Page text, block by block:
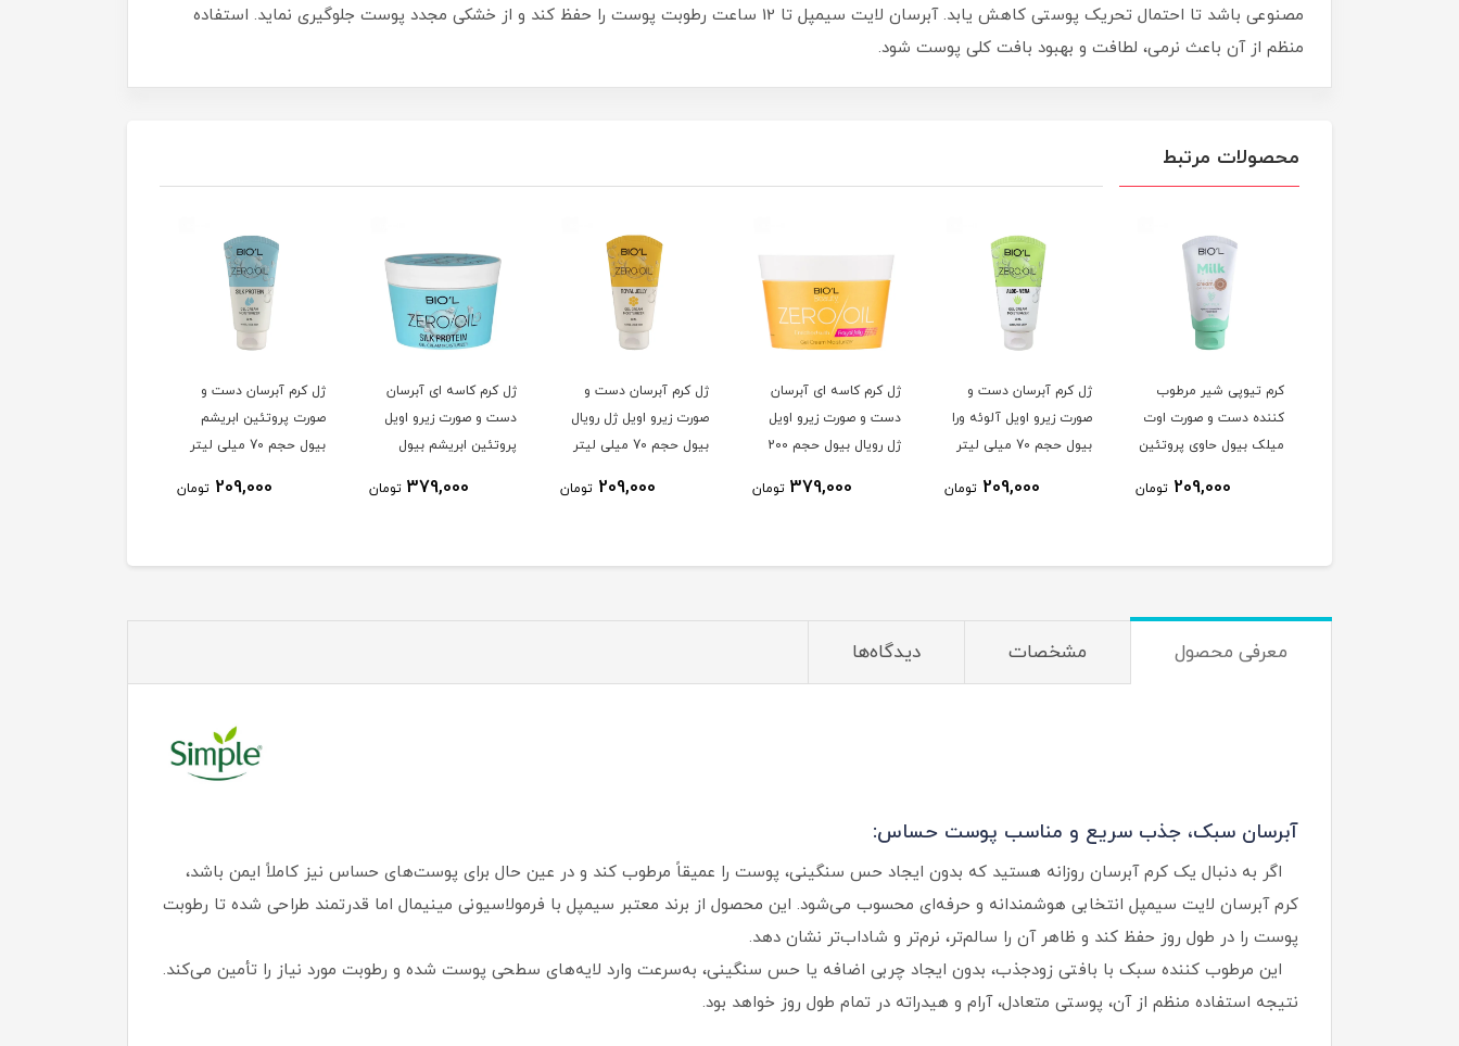
مصنوعی باشد تا احتمال تحریک پوستی کاهش یابد. آبرسان لایت سیمپل تا 12 ساعت رطوبت پوست را حفظ کند و از خشکی مجدد پوست جلوگیری نماید. استفاده
منظم از آن باعث نرمی، لطافت و بهبود بافت کلی پوست شود.
محصولات مرتبط
کرم تیوپی شیر مرطوب
کننده دست و صورت اوت
میلک بیول حاوی پروتئین
209,000 تومان
ژل کرم آبرسان دست و
صورت زیرو اویل آلوئه ورا
بیول حجم 70 میلی لیتر
209,000 تومان
ژل کرم کاسه ای آبرسان
دست و صورت زیرو اویل
ژل رویال بیول حجم 200
379,000 تومان
ژل کرم آبرسان دست و
صورت زیرو اویل ژل رویال
بیول حجم 70 میلی لیتر
209,000 تومان
ژل کرم کاسه ای آبرسان
دست و صورت زیرو اویل
پروتئین ابریشم بیول
379,000 تومان
ژل کرم آبرسان دست و
صورت پروتئین ابریشم
بیول حجم 70 میلی لیتر
209,000 تومان
معرفی محصول مشخصات دیدگاه‌ها
آبرسان سبک، جذب سریع و مناسب پوست حساس:
اگر به‌ دنبال یک کرم آبرسان روزانه هستید که بدون ایجاد حس سنگینی، پوست را عمیقاً مرطوب کند و در عین حال برای پوست‌های حساس نیز کاملاً ایمن باشد،
کرم آبرسان لایت سیمپل انتخابی هوشمندانه و حرفه‌ای محسوب می‌شود. این محصول از برند معتبر سیمپل با فرمولاسیونی مینیمال اما قدرتمند طراحی شده تا رطوبت
پوست را در طول روز حفظ کند و ظاهر آن را سالم‌تر، نرم‌تر و شاداب‌تر نشان دهد.
این مرطوب‌ کننده سبک با بافتی زودجذب، بدون ایجاد چربی اضافه یا حس سنگینی، به‌سرعت وارد لایه‌های سطحی پوست شده و رطوبت مورد نیاز را تأمین می‌کند.
نتیجه استفاده منظم از آن، پوستی متعادل، آرام و هیدراته در تمام طول روز خواهد بود.